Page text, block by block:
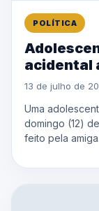
POLÍTICA
acidental
13 de julho de
Uma
domingo (12)
feito pela